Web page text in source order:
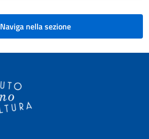
Naviga nella sezione